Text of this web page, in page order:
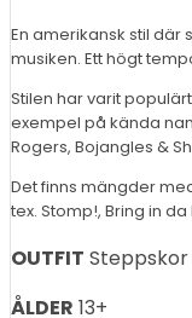
En amerikansk stil
musiken. Ett högt
Stilen har varit
exempel på kända
Rogers, Bojangles &
Det finns mängder
tex. Stomp!, Bring in
OUTFIT Steppskor
ÅLDER 13+